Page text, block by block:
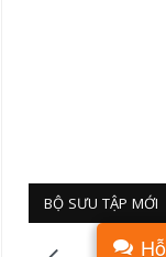
BỘ SƯU TẬP MỚI